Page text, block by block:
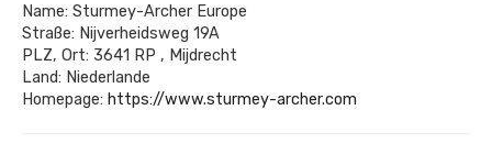
Name: Sturmey-Archer Europe
Straße: Nijverheidsweg 19A
PLZ, Ort: 3641 RP , Mijdrecht
Land: Niederlande
Homepage: https://www.sturmey-archer.com